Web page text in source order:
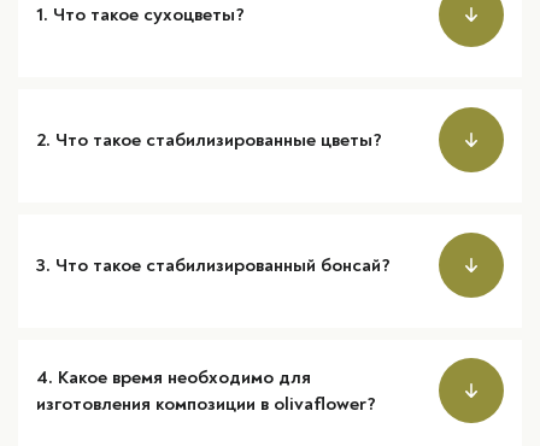
1. Что такое сухоцветы?
2. Что такое стабилизированные цветы?
3. Что такое стабилизированный бонсай?
4. Какое время необходимо для
изготовления композиции в olivаflower?